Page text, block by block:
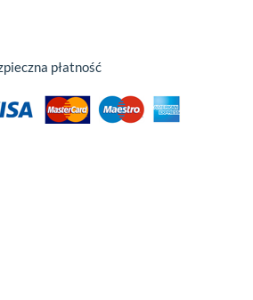
płatność